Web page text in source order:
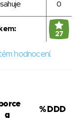
0
27
hodnocení.
g
% DDD